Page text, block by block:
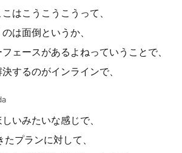
はこうこうこうって、
は面倒というか、
ェースがあるよねっていうことで、
するのがインラインで、
いみたいな感じで、
プランに対して、